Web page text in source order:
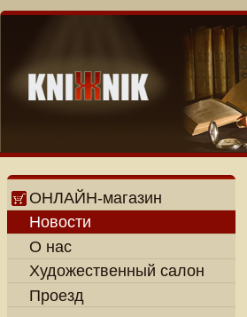
ОНЛАЙН-магазин
Новости
О нас
Художественный салон
Проезд